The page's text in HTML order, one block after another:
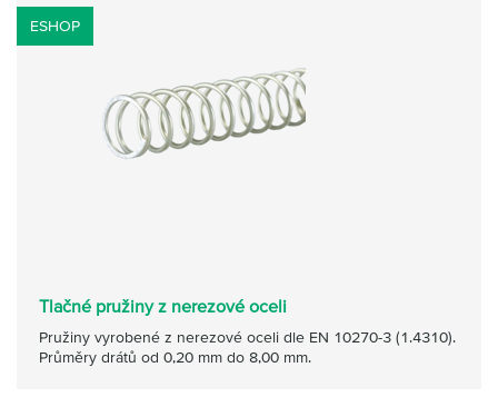
ESHOP
Tlačné pružiny z nerezové oceli
Pružiny vyrobené z nerezové oceli dle EN 10270-3 (1.4310).
Průměry drátů od 0,20 mm do 8,00 mm.